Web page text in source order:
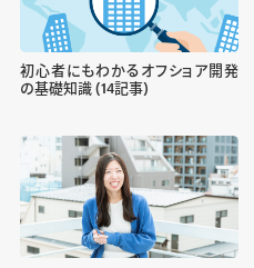
初心者にもわかるオフショア開発
の基礎知識 (14記事)